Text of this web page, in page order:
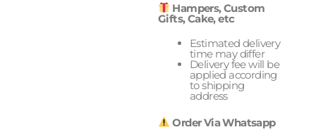
Hampers, Custom
Gifts, Cake, etc
Estimated delivery
time may differ
Delivery fee will be
applied according
to shipping
address
Order Via Whatsapp